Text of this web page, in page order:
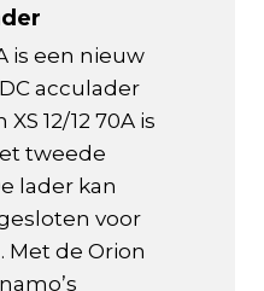
is een nieuw
acculader
12/12 70A is
tweede
lader kan
voor
Met de Orion